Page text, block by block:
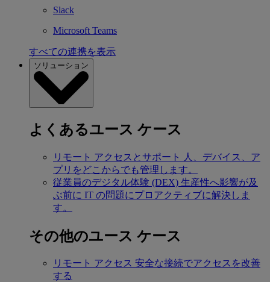
Slack
Microsoft Teams
すべての連携を表示
ソリューション
よくあるユース ケース
リモート アクセスとサポート
人、デバイス、ア
プリをどこからでも管理します。
従業員のデジタル体験 (DEX) 生産性へ影響が及
ぶ前に IT の問題にプロアクティブに解決しま
す。
その他のユース ケース
リモート アクセス 安全な接続でアクセスを改善
する